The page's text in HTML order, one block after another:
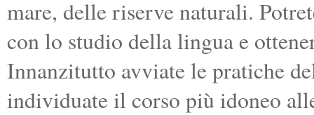
mare, delle riserve naturali.
con lo studio della lingua e
Innanzitutto avviate le pratiche
individuate il corso più idoneo